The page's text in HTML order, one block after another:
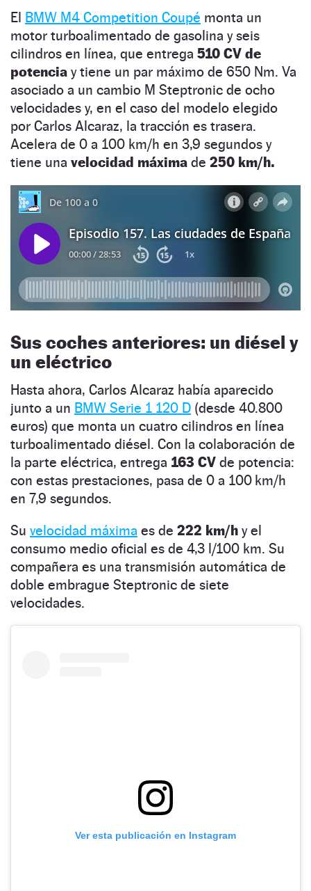
El BMW M4 Competition Coupé monta un
motor turboalimentado de gasolina y seis
cilindros en línea, que entrega 510 CV de
potencia y tiene un par máximo de 650 Nm. Va
asociado a un cambio M Steptronic de ocho
velocidades y, en el caso del modelo elegido
por Carlos Alcaraz, la tracción es trasera.
Acelera de 0 a 100 km/h en 3,9 segundos y
tiene una velocidad máxima de 250 km/h.
Sus coches anteriores: un diésel y
un eléctrico
Hasta ahora, Carlos Alcaraz había aparecido
junto a un BMW Serie 1 120 D (desde 40.800
euros) que monta un cuatro cilindros en línea
turboalimentado diésel. Con la colaboración de
la parte eléctrica, entrega 163 CV de potencia:
con estas prestaciones, pasa de 0 a 100 km/h
en 7,9 segundos.
Su velocidad máxima es de 222 km/h y el
consumo medio oficial es de 4,3 l/100 km. Su
compañera es una transmisión automática de
doble embrague Steptronic de siete
velocidades.
Ver esta publicación en Instagram